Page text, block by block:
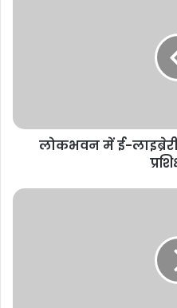
लोकभवन में ई-